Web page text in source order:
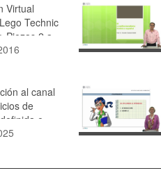
El
histórico
10:38 ·
Sección 4.
8:58 · 2018